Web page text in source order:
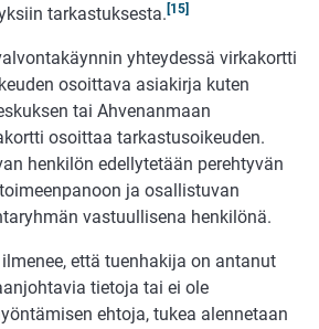
tarkastuksesta. [15]
yhteydessä virkakortti
osoittava asiakirja kuten
tai Ahvenanmaan
osoittaa tarkastusoikeuden.
henkilön edellytetään perehtyvän
ja osallistuvan
vastuullisena henkilönä.
että tuenhakija on antanut
tietoja tai ei ole
ehtoja, tukea alennetaan